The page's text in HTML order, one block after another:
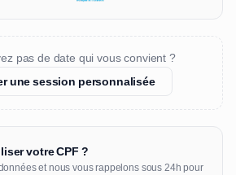
pas de date qui vous convient ?
une session personnalisée
votre CPF ?
et nous vous rappelons sous 24h pour